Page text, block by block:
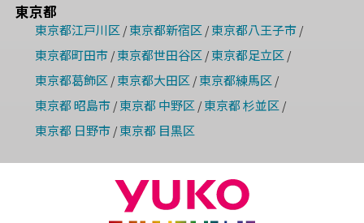
東京都
東京都江戸川区 / 東京都新宿区 / 東京都八王子市/
東京都町田市/ 東京都世田谷区 / 東京都足立区 /
東京都葛飾区 / 東京都大田区 / 東京都練馬区 /
東京都 昭島市/ 東京都 中野区 / 東京都 杉並区 /
東京都 日野市/ 東京都 目黒区